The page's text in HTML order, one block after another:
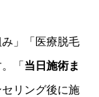
」「医療脱毛
「 当日施術ま
リング後に施